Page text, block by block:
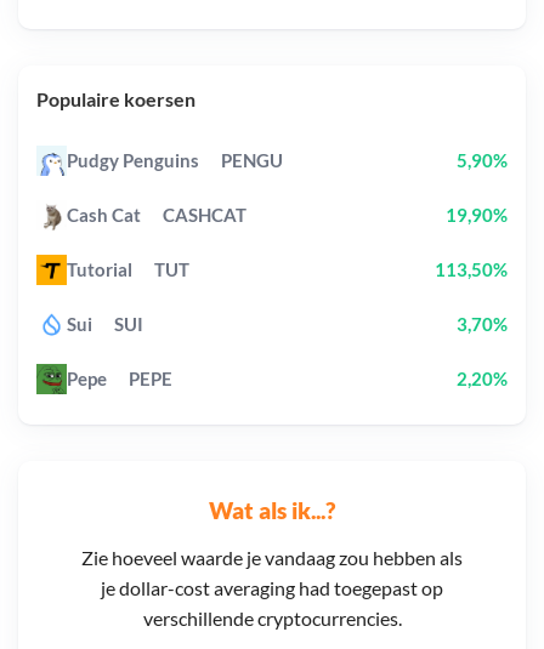
Wat als ik...?
Zie hoeveel waarde je vandaag zou hebben als
je dollar-cost averaging had toegepast op
verschillende cryptocurrencies.
Populaire koersen
Pudgy Penguins PENGU 5,90%
Cash Cat CASHCAT 19,90%
Tutorial TUT 113,50%
Sui SUI 3,70%
Pepe PEPE 2,20%